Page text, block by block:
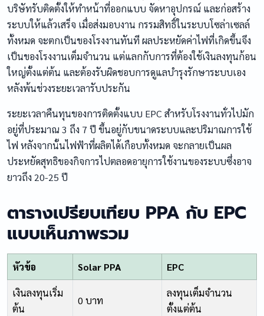
บริษัทรับติดตั้งให้ทำหน้าที่ออกแบบ จัดหาอุปกรณ์ และก่อสร้าง
ระบบให้แล้วเสร็จ เมื่อส่งมอบงาน กรรมสิทธิ์ในระบบโซล่าเซลล์
ทั้งหมด จะตกเป็นของโรงงานทันที ผลประหยัดค่าไฟที่เกิดขึ้นจึง
เป็นของโรงงานเต็มจำนวน แต่แลกกับการที่ต้องใช้เงินลงทุนก้อน
ใหญ่ตั้งแต่ต้น และต้องรับผิดชอบการดูแลบำรุงรักษาระบบเอง
หลังพ้นช่วงระยะเวลารับประกัน
ระยะเวลาคืนทุนของการติดตั้งแบบ EPC สำหรับโรงงานทั่วไปมัก
อยู่ที่ประมาณ 3 ถึง 7 ปี ขึ้นอยู่กับขนาดระบบและปริมาณการใช้
ไฟ หลังจากนั้นไฟฟ้าที่ผลิตได้เกือบทั้งหมด จะกลายเป็นผล
ประหยัดสุทธิของกิจการไปตลอดอายุการใช้งานของระบบซึ่งอาจ
ยาวถึง 20-25 ปี
ตารางเปรียบเทียบ PPA กับ EPC
แบบเห็นภาพรวม
หัวข้อ Solar PPA EPC
เงินลงทุนเริ่ม
ต้น
0 บาท
ลงทุนเต็มจำนวน
ตั้งแต่ต้น